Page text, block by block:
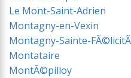
Le Mont-Saint-Adrien
Montagny-en-Vexin
Montagny-Sainte-
Montataire
MontÃ©pilloy